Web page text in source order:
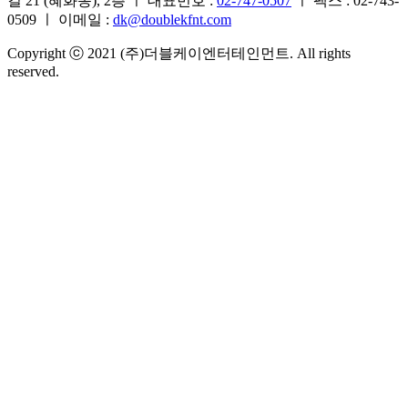
0509 ㅣ 이메일 : dk@doublekfnt.com
Copyright ⓒ 2021 (주)더블케이엔터테인먼트. All rights
reserved.